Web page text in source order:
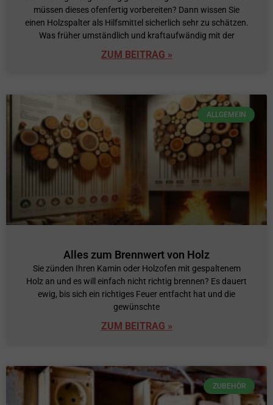
müssen dieses ofenfertig vorbereiten? Dann wissen Sie
einen Holzspalter als Hilfsmittel sicherlich sehr zu schätzen.
Was früher umständlich und kraftaufwändig mit der
ZUM BEITRAG »
ALLGEMEIN
Alles zum Brennwert von Holz
Sie zünden Ihren Kamin oder Holzofen mit gespaltenem
Holz an und es will einfach nicht richtig brennen? Es dauert
ewig, bis sich ein richtiges Feuer entfacht hat und die
gewünschte
ZUM BEITRAG »
ZUBEHÖR